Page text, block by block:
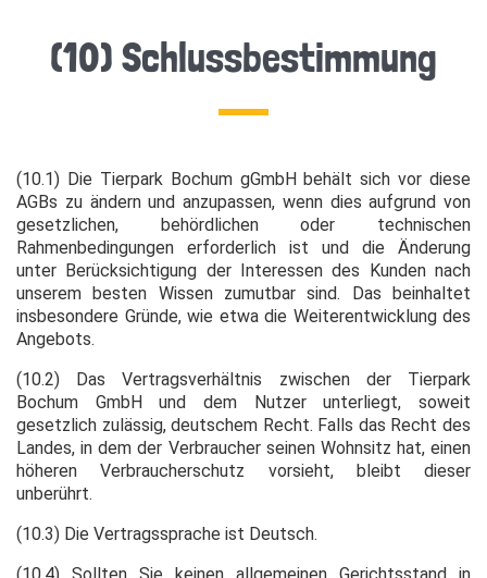
(10) Schlussbestimmung
(10.1) Die Tierpark Bochum gGmbH behält sich vor diese
AGBs zu ändern und anzupassen, wenn dies aufgrund von
gesetzlichen, behördlichen oder technischen
Rahmenbedingungen erforderlich ist und die Änderung
unter Berücksichtigung der Interessen des Kunden nach
unserem besten Wissen zumutbar sind. Das beinhaltet
insbesondere Gründe, wie etwa die Weiterentwicklung des
Angebots.
(10.2) Das Vertragsverhältnis zwischen der Tierpark
Bochum GmbH und dem Nutzer unterliegt, soweit
gesetzlich zulässig, deutschem Recht. Falls das Recht des
Landes, in dem der Verbraucher seinen Wohnsitz hat, einen
höheren Verbraucherschutz vorsieht, bleibt dieser
unberührt.
(10.3) Die Vertragssprache ist Deutsch.